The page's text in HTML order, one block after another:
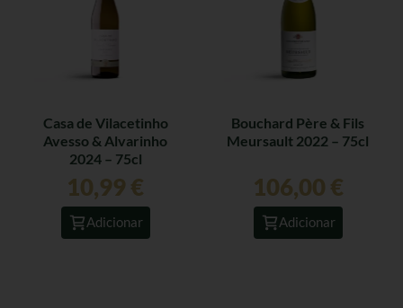
Casa de Vilacetinho
Avesso & Alvarinho
2024 – 75cl
10,99 €
Adicionar
Bouchard Père & Fils
Meursault 2022 – 75cl
106,00 €
Adicionar